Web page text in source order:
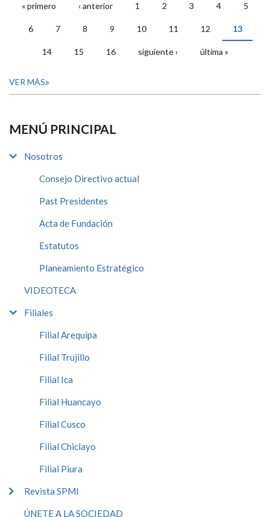
PÁGINAS
« primero ‹ anterior 1 2 3 4 5
6 7 8 9 10 11 12 13
14 15 16 siguiente › última »
VER MÁS
MENÚ PRINCIPAL
Nosotros
Consejo Directivo actual
Past Presidentes
Acta de Fundación
Estatutos
Planeamiento Estratégico
VIDEOTECA
Filiales
Filial Arequipa
Filial Trujillo
Filial Ica
Filial Huancayo
Filial Cusco
Filial Chiclayo
Filial Piura
Revista SPMI
ÚNETE A LA SOCIEDAD